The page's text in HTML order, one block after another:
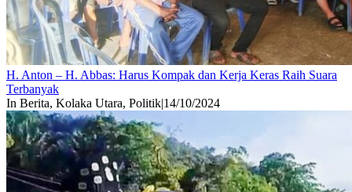
H. Anton – H. Abbas: Harus Kompak dan Kerja Keras Raih Suara
Terbanyak
In Berita, Kolaka Utara, Politik|14/10/2024